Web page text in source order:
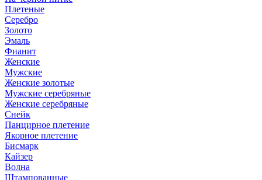
Плетеные
Серебро
Золото
Эмаль
Фианит
Женские
Мужские
Женские золотые
Мужские серебряные
Женские серебряные
Снейк
Панцирное плетение
Якорное плетение
Бисмарк
Кайзер
Волна
Штампованные